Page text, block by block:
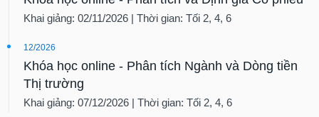
Khai giảng: 02/11/2026 | Thời gian: Tối 2, 4, 6
12/2026
Khóa học online - Phân tích Ngành và Dòng tiền
Thị trường
Khai giảng: 07/12/2026 | Thời gian: Tối 2, 4, 6